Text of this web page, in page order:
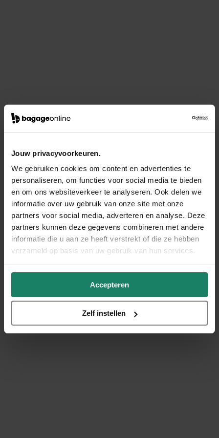
Jouw privacyvoorkeuren.
We gebruiken cookies om content en advertenties te
personaliseren, om functies voor social media te bieden
en om ons websiteverkeer te analyseren. Ook delen we
informatie over uw gebruik van onze site met onze
partners voor social media, adverteren en analyse. Deze
partners kunnen deze gegevens combineren met andere
informatie die u aan ze heeft verstrekt of die ze hebben
verzameld op basis van uw gebruik van hun services.
Accepteren
Zelf instellen